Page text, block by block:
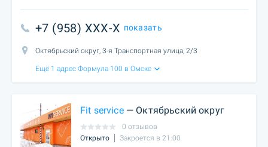
+7 (958) XXX-X показать
Октябрьский округ, 3-я Транспортная улица, 2/3
Ещё 1 адрес Формула 100 в Омске
Fit service— Октябрьский округ
0 отзывов
Открыто
Закроется в 21:00